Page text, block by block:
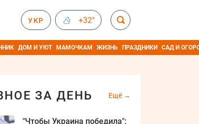
УКР +32°
ДОМ И УЮТ МАМОЧКАМ ЖИЗНЬ ПРАЗДНИКИ САД И
ЗА ДЕНЬ Ещё
"Чтобы Украина победила":